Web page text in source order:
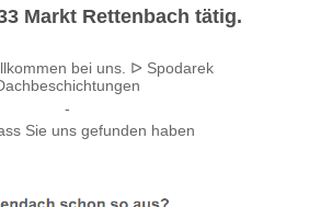
Markt Rettenbach tätig.
bei uns. ᐅ Spodarek
-
Sie uns gefunden haben